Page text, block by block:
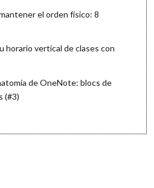
el orden físico: 8
horario vertical de clases con
de OneNote: blocs de
(#3)